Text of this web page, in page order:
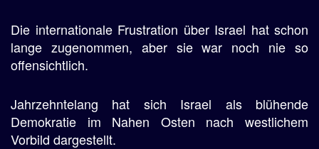
Die internationale Frustration über Israel hat schon
lange zugenommen, aber sie war noch nie so
offensichtlich.
Jahrzehntelang hat sich Israel als blühende
Demokratie im Nahen Osten nach westlichem
Vorbild dargestellt.